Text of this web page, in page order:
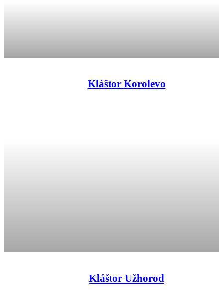
Kláštor Korolevo
Kláštor Užhorod